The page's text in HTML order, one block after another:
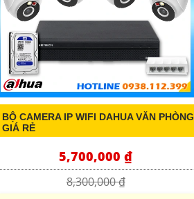
BỘ CAMERA IP WIFI DAHUA VĂN PHÒNG
GIÁ RẺ
5,700,000 ₫
8,300,000 ₫